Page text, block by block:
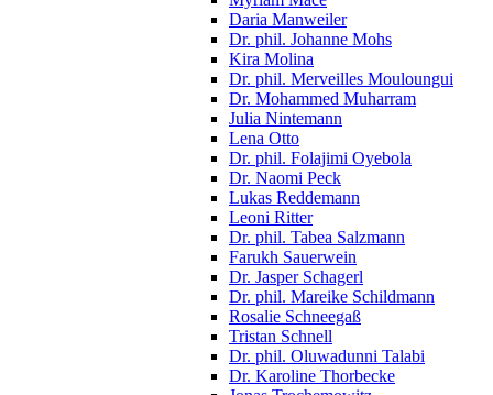
Daria Manweiler
Dr. phil. Johanne Mohs
Kira Molina
Dr. phil. Merveilles Mouloungui
Dr. Mohammed Muharram
Julia Nintemann
Lena Otto
Dr. phil. Folajimi Oyebola
Dr. Naomi Peck
Lukas Reddemann
Leoni Ritter
Dr. phil. Tabea Salzmann
Farukh Sauerwein
Dr. Jasper Schagerl
Dr. phil. Mareike Schildmann
Rosalie Schneegaß
Tristan Schnell
Dr. phil. Oluwadunni Talabi
Dr. Karoline Thorbecke